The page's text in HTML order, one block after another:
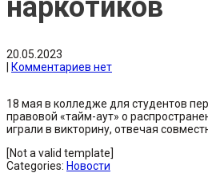
наркотиков
20.05.2023
Комментариев нет
18 мая в колледже для студентов
правовой «тайм-аут» о
играли в викторину, отвечая
[Not a valid template]
Categories: Новости